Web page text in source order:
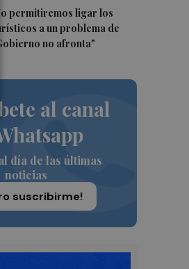
permitiremos ligar los
a un problema de
no afronta"
al canal
día de las últimas
noticias
suscribirme!